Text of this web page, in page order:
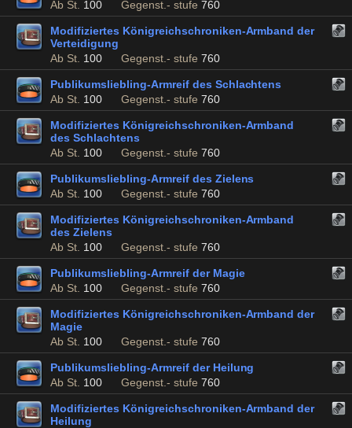
Ab St. 100 Gegenst.- stufe 760
Modifiziertes Königreichschroniken-Armband der
Verteidigung
Ab St. 100 Gegenst.- stufe 760
Publikumsliebling-Armreif des Schlachtens
Ab St. 100 Gegenst.- stufe 760
Modifiziertes Königreichschroniken-Armband
des Schlachtens
Ab St. 100 Gegenst.- stufe 760
Publikumsliebling-Armreif des Zielens
Ab St. 100 Gegenst.- stufe 760
Modifiziertes Königreichschroniken-Armband
des Zielens
Ab St. 100 Gegenst.- stufe 760
Publikumsliebling-Armreif der Magie
Ab St. 100 Gegenst.- stufe 760
Modifiziertes Königreichschroniken-Armband der
Magie
Ab St. 100 Gegenst.- stufe 760
Publikumsliebling-Armreif der Heilung
Ab St. 100 Gegenst.- stufe 760
Modifiziertes Königreichschroniken-Armband der
Heilung